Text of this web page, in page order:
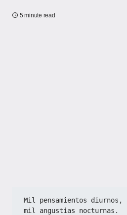
5 minute read
Mil pensamientos diurnos,
mil angustias nocturnas.